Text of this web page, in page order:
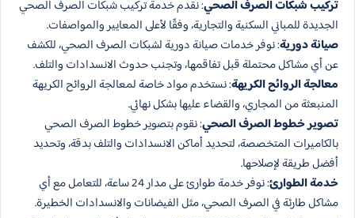
تركيب شبكات الصرف الصحي: نقدم خدمة تركيب شبكات الصرف الصحي
الجديدة للمباني السكنية والتجارية، وفقًا لأعلى المعايير والمواصفات.
صيانة دورية: نوفر خدمات صيانة دورية لشبكات الصرف الصحي، للكشف
عن أي مشاكل محتملة قبل تفاقمها، وتجنب حدوث الانسدادات والتلف.
معالجة الروائح الكريهة: نستخدم مواد خاصة لمعالجة الروائح الكريهة
المنبعثة من المجاري، والقضاء عليها بشكل نهائي.
تصوير خطوط الصرف الصحي: نقوم بتصوير خطوط الصرف الصحي
بالكاميرات المتخصصة، لتحديد أماكن الانسدادات والتلف بدقة، وتحديد
أفضل طريقة لإصلاحها.
خدمة الطوارئ
: نوفر خدمة طوارئ على مدار 24 ساعة، للتعامل مع أي
مشاكل طارئة في الصرف الصحي، مثل الفيضانات والانسدادات الخطيرة.